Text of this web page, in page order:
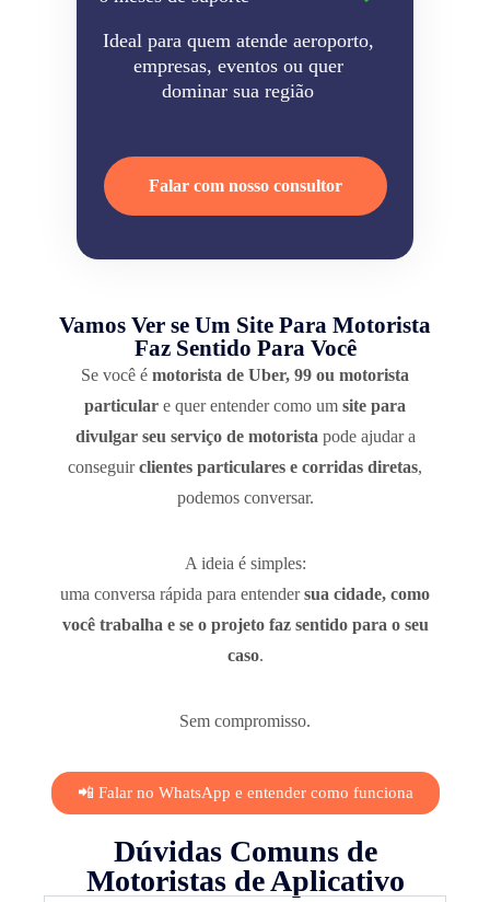
Ideal para quem atende aeroporto,
empresas, eventos ou quer
dominar sua região
Falar com nosso consultor
Vamos Ver se Um Site Para Motorista
Faz Sentido Para Você
Se você é motorista de Uber, 99 ou motorista
particular e quer entender como um site para
divulgar seu serviço de motorista pode ajudar a
conseguirclientes particulares e corridas diretas,
podemos conversar.
A ideia é simples:
uma conversa rápida para entendersua cidade, como
você trabalha e se o projeto faz sentido para o seu
caso.
Sem compromisso.
📲 Falar no WhatsApp e entender como funciona
Dúvidas Comuns de
Motoristas de Aplicativo